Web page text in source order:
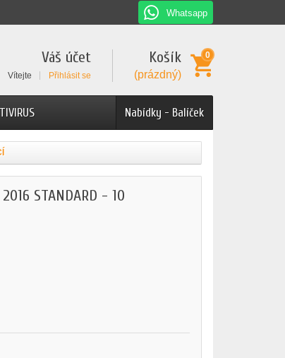
Whatsapp
Košík
(prázdný)
0
Váš účet
Vítejte Přihlásit se
Nabídky - Balíček
2016 STANDARD - 10